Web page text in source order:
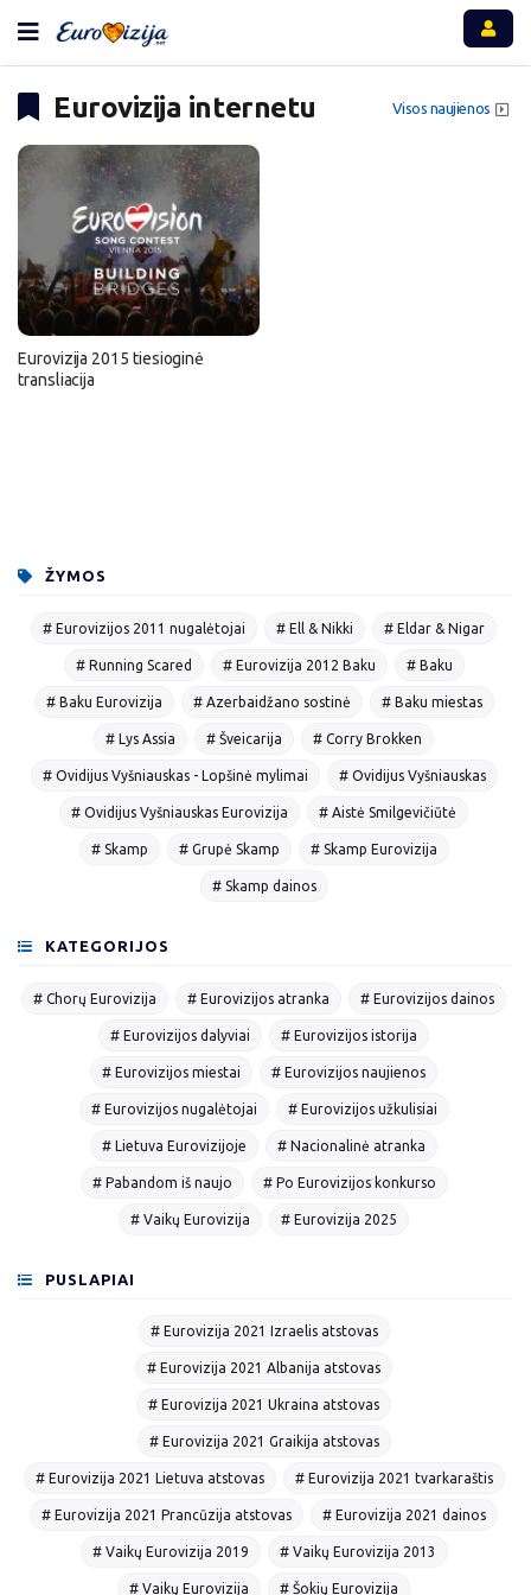
Eurovizija internetu Visos naujienos
Eurovizija 2015 tiesioginė
transliacija
ŽYMOS
# Eurovizijos 2011 nugalėtojai # Ell & Nikki # Eldar & Nigar
# Running Scared # Eurovizija 2012 Baku # Baku
# Baku Eurovizija # Azerbaidžano sostinė # Baku miestas
# Lys Assia # Šveicarija # Corry Brokken
# Ovidijus Vyšniauskas - Lopšinė mylimai # Ovidijus Vyšniauskas
# Ovidijus Vyšniauskas Eurovizija # Aistė Smilgevičiūtė
# Skamp # Grupė Skamp # Skamp Eurovizija
# Skamp dainos
KATEGORIJOS
# Chorų Eurovizija # Eurovizijos atranka # Eurovizijos dainos
# Eurovizijos dalyviai # Eurovizijos istorija
# Eurovizijos miestai # Eurovizijos naujienos
# Eurovizijos nugalėtojai # Eurovizijos užkulisiai
# Lietuva Eurovizijoje # Nacionalinė atranka
# Pabandom iš naujo # Po Eurovizijos konkurso
# Vaikų Eurovizija # Eurovizija 2025
PUSLAPIAI
# Eurovizija 2021 Izraelis atstovas
# Eurovizija 2021 Albanija atstovas
# Eurovizija 2021 Ukraina atstovas
# Eurovizija 2021 Graikija atstovas
# Eurovizija 2021 Lietuva atstovas # Eurovizija 2021 tvarkaraštis
# Eurovizija 2021 Prancūzija atstovas # Eurovizija 2021 dainos
# Vaikų Eurovizija 2019 # Vaikų Eurovizija 2013
# Vaikų Eurovizija # Šokių Eurovizija